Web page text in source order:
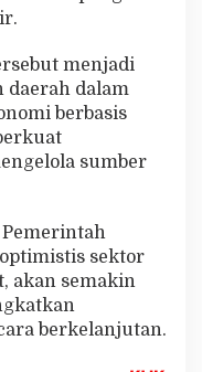
menjadi
daerah dalam
berbasis
sumber
sektor
akan semakin
berkelanjutan.